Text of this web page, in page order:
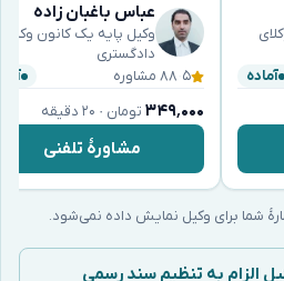
آماده
عباس باغبان زاده
وکیل پایه یک کانون وکلای
دادگستری
۵ ۸۸ مشاوره
۳۴۹٬۰۰۰ تومان · ۲۰ دقیقه
مشاورهٔ تلفنی
شما برای وکیل نمایش داده نمی‌شود.
الزام به تنظیم سند رسمی